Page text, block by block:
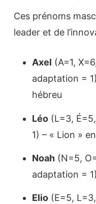
Ces prénoms
leader et de
Axel (A=1,
adaptation =
hébreu
Léo (L=3,
1) – « Lion »
Noah (N=5,
adaptation =
Elio (E=5,